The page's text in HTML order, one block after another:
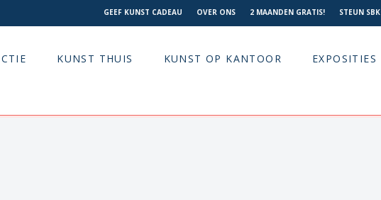
GEEF KUNST CADEAU OVER ONS 2 MAANDEN GRATIS! STEUN SBK
KUNST THUIS KUNST OP KANTOOR EXPOSITIES